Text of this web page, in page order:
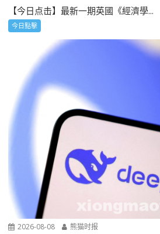
【今日点击】最新一期英國《經濟學...
今日點擊
2026-08-08 熊猫时报